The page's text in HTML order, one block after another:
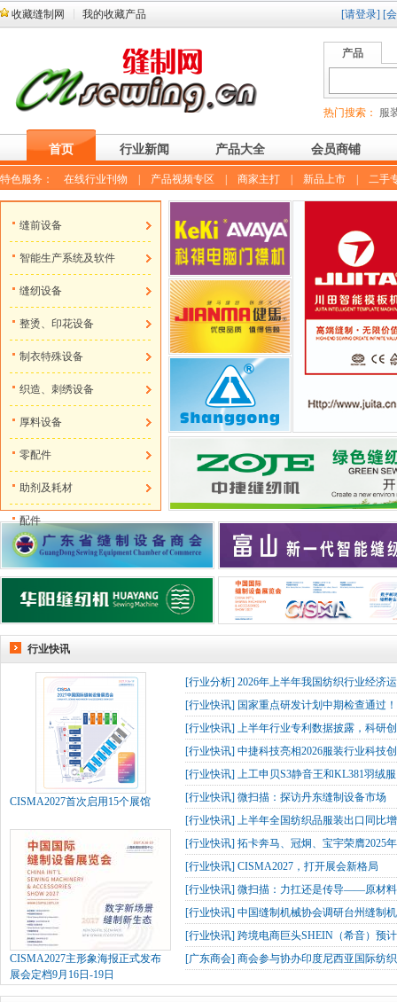
收藏缝制网 我的收藏产品 [请登录] [
产品
热门搜索： 服
首页 行业新闻 产品大全 会员商铺
特色服务： 在线行业刊物 产品视频专区 商家主打 新品上市 二手
缝前设备
智能生产系统及软件
缝纫设备
整烫、印花设备
制衣特殊设备
织造、刺绣设备
厚料设备
零配件
助剂及耗材
配件
行业快讯
CISMA2027首次启用15个展馆
CISMA2027主形象海报正式发布
展会定档9月16日-19日
[行业分析] 2026年上半年我国纺织行业经济
[行业快讯] 国家重点研发计划中期检查通过
[行业快讯] 上半年行业专利数据披露，科研
[行业快讯] 中捷科技亮相2026服装行业科技
[行业快讯] 上工申贝S3静音王和KL381羽绒
[行业快讯] 微扫描：探访丹东缝制设备市场
[行业快讯] 上半年全国纺织品服装出口同比
[行业快讯] 拓卡奔马、冠炯、宝宇荣膺2025
[行业快讯] CISMA2027，打开展会新格局
[行业快讯] 微扫描：力扛还是传导——原材
[行业快讯] 中国缝制机械协会调研台州缝制
[行业快讯] 跨境电商巨头SHEIN（希音）预
[广东商会] 商会参与协办印度尼西亚国际纺